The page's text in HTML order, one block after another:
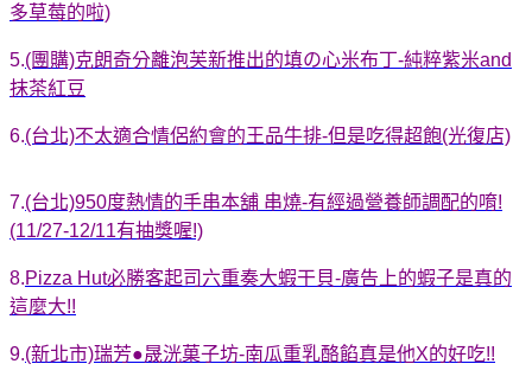
多草莓的啦)
5.(團購)克朗奇分離泡芙新推出的填の心米布丁-純粹紫米and
抹茶紅豆
6.(台北)不太適合情侶約會的王品牛排-但是吃得超飽(光復店)
7.(台北)950度熱情的手串本舖 串燒-有經過營養師調配的唷!
(11/27-12/11有抽獎喔!)
8.Pizza Hut必勝客起司六重奏大蝦干貝-廣告上的蝦子是真的
這麼大!!
9.(新北市)瑞芳●晟洸菓子坊-南瓜重乳酪餡真是他X的好吃!!